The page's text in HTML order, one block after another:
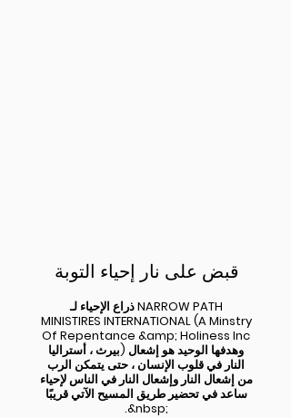
قبض على نار إحياء التوبة
ذراع الإحياء لـ NARROW PATH
MINISTIRES INTERNATIONAL (A Minstry
Of Repentance &amp; Holiness Inc
بيرث ، أستراليا) وهدفها الوحيد هو إشعال
النار في قلوب الإنسان ، حتى يتمكن الرب
من إشعال النار وإشعال النار في الناس لإحياء
ساعد في تحضير طريق المسيح الآتي قريبًا
.&nbsp;